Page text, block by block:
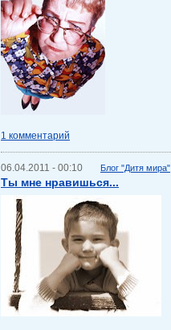
1 комментарий
06.04.2011 - 00:10 Блог "Дитя мира"
Ты мне нравишься...